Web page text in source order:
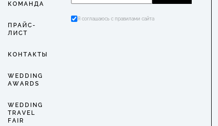
КОМАНДА
ПРАЙС-
ЛИСТ
КОНТАКТЫ
WEDDING
AWARDS
WEDDING
TRAVEL
FAIR
Я соглашаюсь с правилами сайта